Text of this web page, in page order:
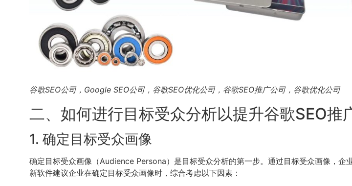
谷歌SEO公司，Google SEO公司，谷歌SEO优化公司，谷歌SEO推广公司，谷歌优化公司
二、如何进行目标受众分析以提升谷歌SEO推
1. 确定目标受众画像
确定目标受众画像（Audience Persona）是目标受众分析的第一步。通过目标受众画像，
新软件建议企业在确定目标受众画像时，综合考虑以下因素：